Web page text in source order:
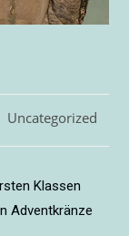
Uncategorized
Klassen
Adventkränze